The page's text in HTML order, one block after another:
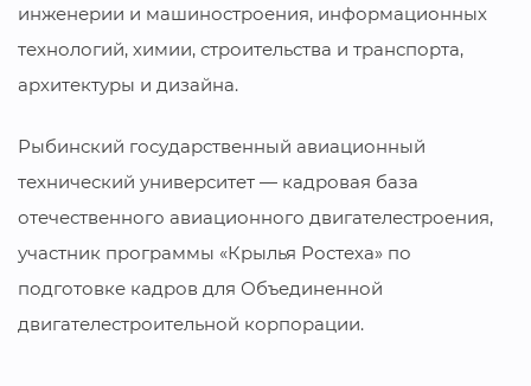
инженерии и машиностроения, информационных
технологий, химии, строительства и транспорта,
архитектуры и дизайна.
Рыбинский государственный авиационный
технический университет — кадровая база
отечественного авиационного двигателестроения,
участник программы «Крылья Ростеха» по
подготовке кадров для Объединенной
двигателестроительной корпорации.